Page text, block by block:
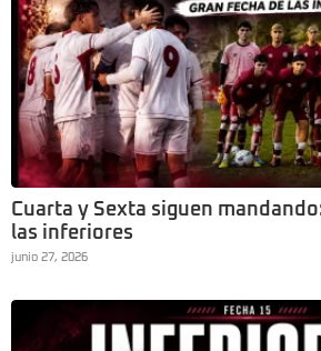
Cuarta y Sexta siguen
las inferiores
junio 27, 2026